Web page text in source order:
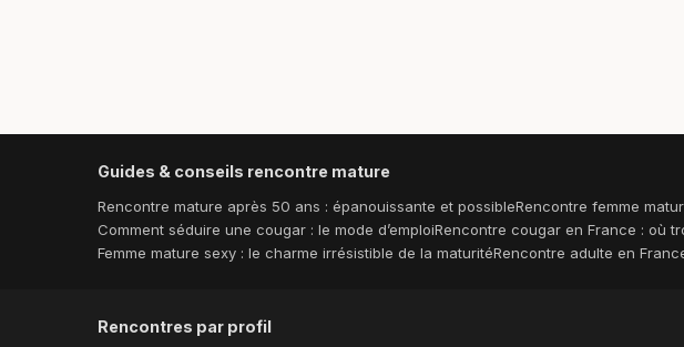
Guides & conseils rencontre mature
Rencontre mature après 50 ans : épanouissante et possibleRencontre femme
Comment séduire une cougar : le mode d’emploiRencontre cougar en France : où
Femme mature sexy : le charme irrésistible de la maturitéRencontre adulte en
Rencontres par profil